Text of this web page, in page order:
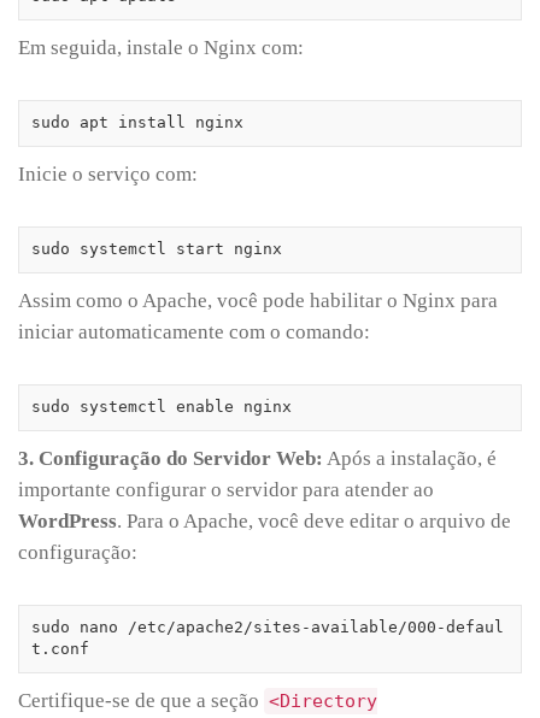
Em seguida, instale o Nginx com:
sudo apt install nginx
Inicie o serviço com:
sudo systemctl start nginx
Assim como o Apache, você pode habilitar o Nginx para
iniciar automaticamente com o comando:
sudo systemctl enable nginx
3. Configuração do Servidor Web: Após a instalação, é
importante configurar o servidor para atender ao
WordPress. Para o Apache, você deve editar o arquivo de
configuração:
sudo nano /etc/apache2/sites-available/000-defaul
t.conf
Certifique-se de que a seção <Directory